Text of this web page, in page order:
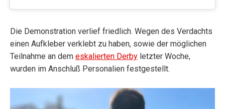
Die Demonstration verlief friedlich. Wegen des Verdachts
einen Aufkleber verklebt zu haben, sowie der möglichen
Teilnahme an dem eskalierten Derby letzter Woche,
wurden im Anschluß Personalien festgestellt.